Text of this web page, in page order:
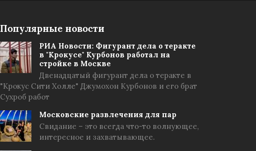
Популярные новости
РИА Новости: Фигурант дела о теракте
в "Крокусе" Курбонов работал на
стройке в Москве
Двенадцатый фигурант дела о теракте в
"Крокус Сити Холле" Джумохон Курбонов и его брат
Сухроб работ
Московские развлечения для пар
Свидание – это всегда что-то волнующее,
интересное и захватывающее.